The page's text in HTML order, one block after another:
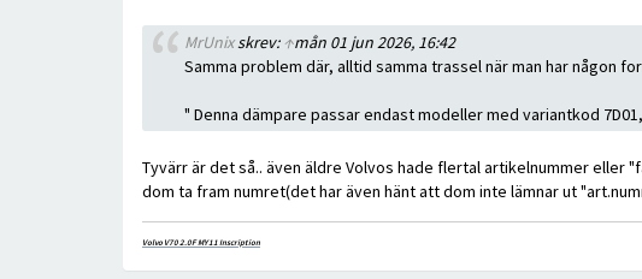
MrUnixskrev:↑mån 01 jun 2026, 16:42
Samma problem där, alltid samma trassel när man har någon
" Denna dämpare passar endast modeller med variantkod
Tyvärr är det så.. även äldre Volvos hade flertal artikelnummer eller
dom ta fram numret(det har även hänt att dom inte lämnar ut
Volvo V70 2.0F MY11 Inscription